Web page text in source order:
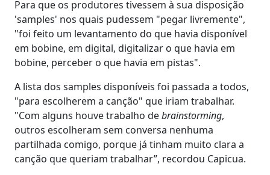
Para que os produtores tivessem à sua disposição
'samples' nos quais pudessem "pegar livremente",
"foi feito um levantamento do que havia disponível
em bobine, em digital, digitalizar o que havia em
bobine, perceber o que havia em pistas".
A lista dos samples disponíveis foi passada a todos,
"para escolherem a canção" que iriam trabalhar.
"Com alguns houve trabalho debrainstorming,
outros escolheram sem conversa nenhuma
partilhada comigo, porque já tinham muito clara a
canção que queriam trabalhar”, recordou Capicua.